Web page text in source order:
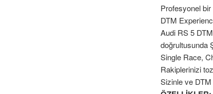
Profesyonel
DTM
Audi RS 5
doğrultusunda
Single Race,
Rakiplerinizi
Sizinle ve DTM